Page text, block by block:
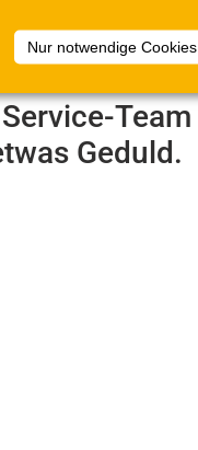
Nur notwendige
Geduld.